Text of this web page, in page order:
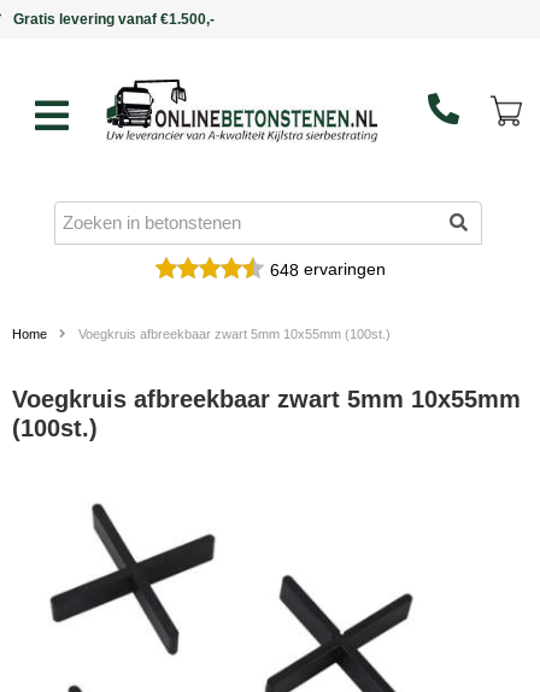
Binnen 5 werkdagen in huis
648ervaringen
Home Voegkruis afbreekbaar zwart 5mm 10x55mm (100st.)
Voegkruis afbreekbaar zwart 5mm 10x55mm
(100st.)